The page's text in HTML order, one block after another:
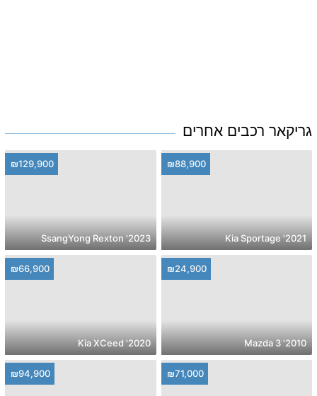
גריקאר רכבים אחרים
₪88,900
2021' Kia Sportage
₪129,900
2023' SsangYong Rexton
₪24,900
2010' Mazda 3
₪66,900
2020' Kia XCeed
₪71,000
₪94,900